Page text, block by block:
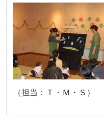
（担当：Ｔ・Ｍ・Ｓ）